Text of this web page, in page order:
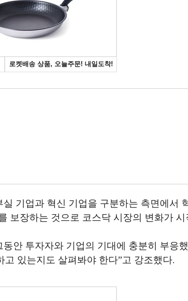
기업과 혁신 기업을 구분하는 측면에서
보장하는 것으로 코스닥 시장의 변화가
안 투자자와 기업의 기대에 충분히 부응
있는지도 살펴봐야 한다”고 강조했다.